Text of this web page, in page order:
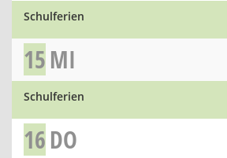
Schulferien
15MI
Schulferien
16DO